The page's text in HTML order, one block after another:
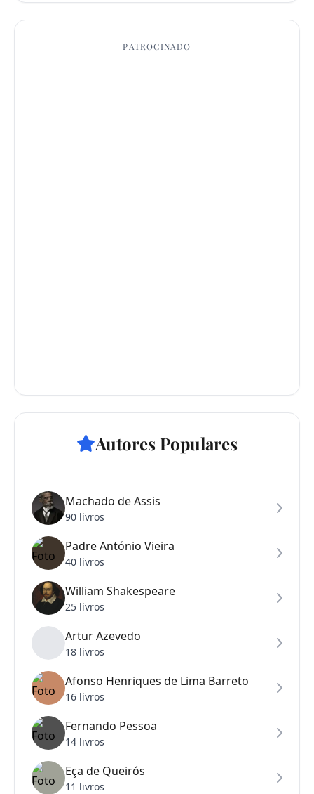
PATROCINADO
Autores Populares
Machado de Assis
90 livros
Padre António Vieira
40 livros
William Shakespeare
25 livros
Artur Azevedo
18 livros
Afonso Henriques de Lima Barreto
16 livros
Fernando Pessoa
14 livros
Eça de Queirós
11 livros